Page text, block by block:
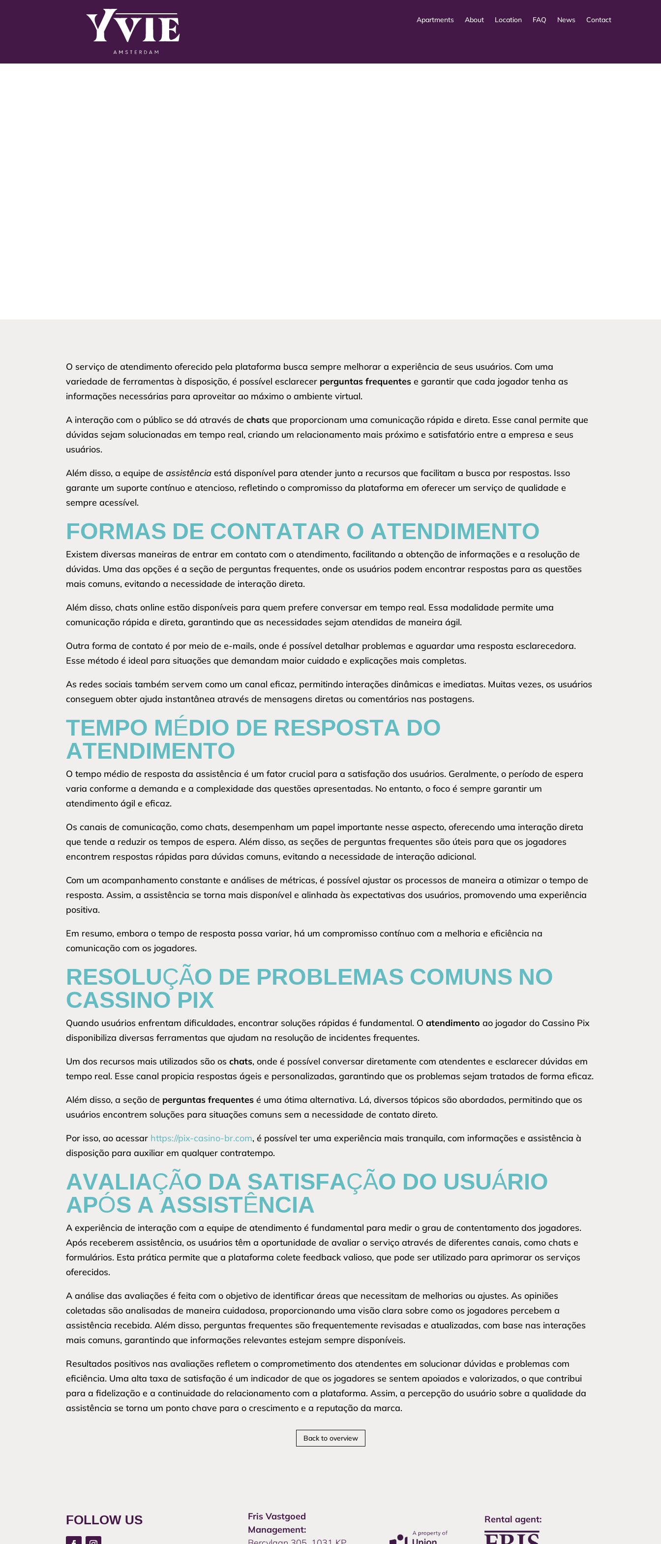
Apartments About Location FAQ News Contact
O serviço de atendimento oferecido pela plataforma busca sempre melhorar a experiência de seus usuários. Com uma
variedade de ferramentas à disposição, é possível esclarecer perguntas frequentes e garantir que cada jogador tenha as
informações necessárias para aproveitar ao máximo o ambiente virtual.
A interação com o público se dá através dechats que proporcionam uma comunicação rápida e direta. Esse canal permite que
dúvidas sejam solucionadas em tempo real, criando um relacionamento mais próximo e satisfatório entre a empresa e seus
usuários.
Além disso, a equipe deassistência está disponível para atender junto a recursos que facilitam a busca por respostas. Isso
garante um suporte contínuo e atencioso, refletindo o compromisso da plataforma em oferecer um serviço de qualidade e
sempre acessível.
FORMAS DE CONTATAR O ATENDIMENTO
Existem diversas maneiras de entrar em contato com o atendimento, facilitando a obtenção de informações e a resolução de
dúvidas. Uma das opções é a seção de perguntas frequentes, onde os usuários podem encontrar respostas para as questões
mais comuns, evitando a necessidade de interação direta.
Além disso, chats online estão disponíveis para quem prefere conversar em tempo real. Essa modalidade permite uma
comunicação rápida e direta, garantindo que as necessidades sejam atendidas de maneira ágil.
Outra forma de contato é por meio de e-mails, onde é possível detalhar problemas e aguardar uma resposta esclarecedora.
Esse método é ideal para situações que demandam maior cuidado e explicações mais completas.
As redes sociais também servem como um canal eficaz, permitindo interações dinâmicas e imediatas. Muitas vezes, os usuários
conseguem obter ajuda instantânea através de mensagens diretas ou comentários nas postagens.
TEMPO MÉDIO DE RESPOSTA DO
ATENDIMENTO
O tempo médio de resposta da assistência é um fator crucial para a satisfação dos usuários. Geralmente, o período de espera
varia conforme a demanda e a complexidade das questões apresentadas. No entanto, o foco é sempre garantir um
atendimento ágil e eficaz.
Os canais de comunicação, como chats, desempenham um papel importante nesse aspecto, oferecendo uma interação direta
que tende a reduzir os tempos de espera. Além disso, as seções de perguntas frequentes são úteis para que os jogadores
encontrem respostas rápidas para dúvidas comuns, evitando a necessidade de interação adicional.
Com um acompanhamento constante e análises de métricas, é possível ajustar os processos de maneira a otimizar o tempo de
resposta. Assim, a assistência se torna mais disponível e alinhada às expectativas dos usuários, promovendo uma experiência
positiva.
Em resumo, embora o tempo de resposta possa variar, há um compromisso contínuo com a melhoria e eficiência na
comunicação com os jogadores.
RESOLUÇÃO DE PROBLEMAS COMUNS NO
CASSINO PIX
Quando usuários enfrentam dificuldades, encontrar soluções rápidas é fundamental. Oatendimento ao jogador do Cassino Pix
disponibiliza diversas ferramentas que ajudam na resolução de incidentes frequentes.
Um dos recursos mais utilizados são oschats, onde é possível conversar diretamente com atendentes e esclarecer dúvidas em
tempo real. Esse canal propicia respostas ágeis e personalizadas, garantindo que os problemas sejam tratados de forma eficaz.
Além disso, a seção de perguntas frequentes é uma ótima alternativa. Lá, diversos tópicos são abordados, permitindo que os
usuários encontrem soluções para situações comuns sem a necessidade de contato direto.
Por isso, ao acessar https://pix-casino-br.com, é possível ter uma experiência mais tranquila, com informações e assistência à
disposição para auxiliar em qualquer contratempo.
AVALIAÇÃO DA SATISFAÇÃO DO USUÁRIO
APÓS A ASSISTÊNCIA
A experiência de interação com a equipe de atendimento é fundamental para medir o grau de contentamento dos jogadores.
Após receberem assistência, os usuários têm a oportunidade de avaliar o serviço através de diferentes canais, como chats e
formulários. Esta prática permite que a plataforma colete feedback valioso, que pode ser utilizado para aprimorar os serviços
oferecidos.
A análise das avaliações é feita com o objetivo de identificar áreas que necessitam de melhorias ou ajustes. As opiniões
coletadas são analisadas de maneira cuidadosa, proporcionando uma visão clara sobre como os jogadores percebem a
assistência recebida. Além disso, perguntas frequentes são frequentemente revisadas e atualizadas, com base nas interações
mais comuns, garantindo que informações relevantes estejam sempre disponíveis.
Resultados positivos nas avaliações refletem o comprometimento dos atendentes em solucionar dúvidas e problemas com
eficiência. Uma alta taxa de satisfação é um indicador de que os jogadores se sentem apoiados e valorizados, o que contribui
para a fidelização e a continuidade do relacionamento com a plataforma. Assim, a percepção do usuário sobre a qualidade da
assistência se torna um ponto chave para o crescimento e a reputação da marca.
Back to overview
Rental agent:
FOLLOW US
Fris Vastgoed
Management: